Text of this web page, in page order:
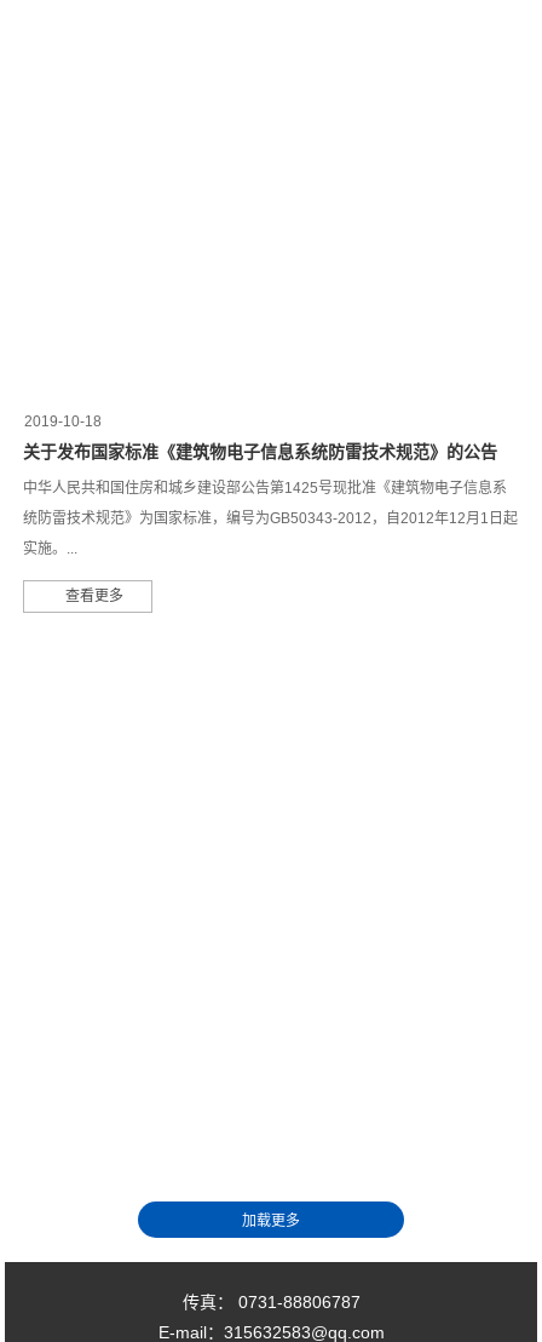
2019-10-18
关于发布国家标准《建筑物电子信息系统防雷技术规范》的公告
中华人民共和国住房和城乡建设部公告第1425号现批准《建筑物电子信息系
统防雷技术规范》为国家标准，编号为GB50343-2012，自2012年12月1日起
实施。...
查看更多
传真： 0731-88806787
E-mail：315632583@qq.com